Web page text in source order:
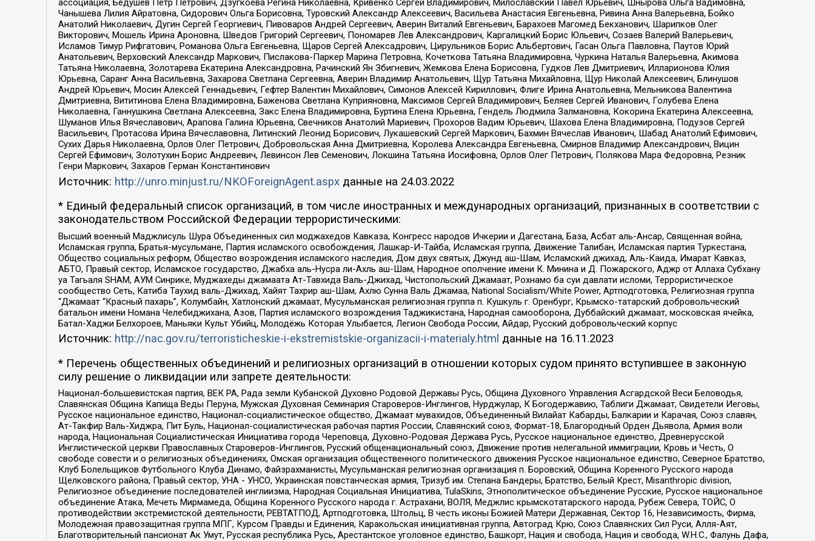
ассоциация, Бедушев Петр Петрович, Дзугкоева Регина Николаевна, Кривенко Сергей Владимирович, Милославский Павел Юрьевич, Шнырова Ольга Вадимовна,
Чанышева Лилия Айратовна, Сидорович Ольга Борисовна, Туровский Александр Алексеевич, Васильева Анастасия Евгеньевна, Ривина Анна Валерьевна, Бойко
Анатолий Николаевич, Дугин Сергей Георгиевич, Пивоваров Андрей Сергеевич, Аверин Виталий Евгеньевич, Барахоев Магомед Бекханович, Шарипков Олег
Викторович, Мошель Ирина Ароновна, Шведов Григорий Сергеевич, Пономарев Лев Александрович, Каргалицкий Борис Юльевич, Созаев Валерий Валерьевич,
Исламов Тимур Рифгатович, Романова Ольга Евгеньевна, Щаров Сергей Алексадрович, Цирульников Борис Альбертович, Гасан Ольга Павловна, Паутов Юрий
Анатольевич, Верховский Александр Маркович, Пислакова-Паркер Марина Петровна, Кочеткова Татьяна Владимировна, Чуркина Наталья Валерьевна, Акимова
Татьяна Николаевна, Золотарева Екатерина Александровна, Рачинский Ян Збигневич, Жемкова Елена Борисовна, Гудков Лев Дмитриевич, Илларионова Юлия
Юрьевна, Саранг Анна Васильевна, Захарова Светлана Сергеевна, Аверин Владимир Анатольевич, Щур Татьяна Михайловна, Щур Николай Алексеевич, Блинушов
Андрей Юрьевич, Мосин Алексей Геннадьевич, Гефтер Валентин Михайлович, Симонов Алексей Кириллович, Флиге Ирина Анатольевна, Мельникова Валентина
Дмитриевна, Вититинова Елена Владимировна, Баженова Светлана Куприяновна, Максимов Сергей Владимирович, Беляев Сергей Иванович, Голубева Елена
Николаевна, Ганнушкина Светлана Алексеевна, Закс Елена Владимировна, Буртина Елена Юрьевна, Гендель Людмила Залмановна, Кокорина Екатерина Алексеевна,
Шуманов Илья Вячеславович, Арапова Галина Юрьевна, Свечников Анатолий Мариевич, Прохоров Вадим Юрьевич, Шахова Елена Владимировна, Подузов Сергей
Васильевич, Протасова Ирина Вячеславовна, Литинский Леонид Борисович, Лукашевский Сергей Маркович, Бахмин Вячеслав Иванович, Шабад Анатолий Ефимович,
Сухих Дарья Николаевна, Орлов Олег Петрович, Добровольская Анна Дмитриевна, Королева Александра Евгеньевна, Смирнов Владимир Александрович, Вицин
Сергей Ефимович, Золотухин Борис Андреевич, Левинсон Лев Семенович, Локшина Татьяна Иосифовна, Орлов Олег Петрович, Полякова Мара Федоровна, Резник
Генри Маркович, Захаров Герман Константинович
Источник: http://unro.minjust.ru/NKOForeignAgent.aspxданные на 24.03.2022
* Единый федеральный список организаций, в том числе иностранных и международных организаций, признанных в соответствии с
законодательством Российской Федерации террористическими:
Высший военный Маджлисуль Шура Объединенных сил моджахедов Кавказа, Конгресс народов Ичкерии и Дагестана, База, Асбат аль-Ансар, Священная война,
Исламская группа, Братья-мусульмане, Партия исламского освобождения, Лашкар-И-Тайба, Исламская группа, Движение Талибан, Исламская партия Туркестана,
Общество социальных реформ, Общество возрождения исламского наследия, Дом двух святых, Джунд аш-Шам, Исламский джихад, Аль-Каида, Имарат Кавказ,
АБТО, Правый сектор, Исламское государство, Джабха аль-Нусра ли-Ахль аш-Шам, Народное ополчение имени К. Минина и Д. Пожарского, Аджр от Аллаха Субхану
уа Тагьаля SHAM, АУМ Синрике, Муджахеды джамаата Ат-Тавхида Валь-Джихад, Чистопольский Джамаат, Рохнамо ба суи давлати исломи, Террористическое
сообщество Сеть, Катиба Таухид валь-Джихад, Хайят Тахрир аш-Шам, Ахлю Сунна Валь Джамаа, National Socialism/White Power, Артподготовка, Религиозная группа
“Джамаат “Красный пахарь”, Колумбайн, Хатлонский джамаат, Мусульманская религиозная группа п. Кушкуль г. Оренбург, Крымско-татарский добровольческий
батальон имени Номана Челебиджихана, Азов, Партия исламского возрождения Таджикистана, Народная самооборона, Дуббайский джамаат, московская ячейка,
Батал-Хаджи Белхороев, Маньяки Культ Убийц, Молодёжь Которая Улыбается, Легион Свобода России, Айдар, Русский добровольческий корпус
Источник: http://nac.gov.ru/terroristicheskie-i-ekstremistskie-organizacii-i-materialy.html данные на 16.11.2023
* Перечень общественных объединений и религиозных организаций в отношении которых судом принято вступившее в законную
силу решение о ликвидации или запрете деятельности:
Национал-большевистская партия, ВЕК РА, Рада земли Кубанской Духовно Родовой Державы Русь, Община Духовного Управления Асгардской Веси Беловодья,
Славянская Община Капища Веды Перуна, Мужская Духовная Семинария Староверов-Инглингов, Нурджулар, К Богодержавию, Таблиги Джамаат, Свидетели Иеговы,
Русское национальное единство, Национал-социалистическое общество, Джамаат мувахидов, Объединенный Вилайат Кабарды, Балкарии и Карачая, Союз славян,
Ат-Такфир Валь-Хиджра, Пит Буль, Национал-социалистическая рабочая партия России, Славянский союз, Формат-18, Благородный Орден Дьявола, Армия воли
народа, Национальная Социалистическая Инициатива города Череповца, Духовно-Родовая Держава Русь, Русское национальное единство, Древнерусской
Инглистической церкви Православных Староверов-Инглингов, Русский общенациональный союз, Движение против нелегальной иммиграции, Кровь и Честь, О
свободе совести и о религиозных объединениях, Омская организация общественного политического движения Русское национальное единство, Северное Братство,
Клуб Болельщиков Футбольного Клуба Динамо, Файзрахманисты, Мусульманская религиозная организация п. Боровский, Община Коренного Русского народа
Щелковского района, Правый сектор, УНА - УНСО, Украинская повстанческая армия, Тризуб им. Степана Бандеры, Братство, Белый Крест, Misanthropic division,
Религиозное объединение последователей инглиизма, Народная Социальная Инициатива, TulaSkins, Этнополитическое объединение Русские, Русское национальное
объединение Атака, Мечеть Мирмамеда, Община Коренного Русского народа г. Астрахани, ВОЛЯ, Меджлис крымскотатарского народа, Рубеж Севера, ТОЙС, О
противодействии экстремистской деятельности, РЕВТАТПОД, Артподготовка, Штольц, В честь иконы Божией Матери Державная, Сектор 16, Независимость, Фирма,
Молодежная правозащитная группа МПГ, Курсом Правды и Единения, Каракольская инициативная группа, Автоград Крю, Союз Славянских Сил Руси, Алля-Аят,
Благотворительный пансионат Ак Умут, Русская республика Русь, Арестантское уголовное единство, Башкорт, Нация и свобода, Нация и свобода, W.H.С., Фалунь Дафа,